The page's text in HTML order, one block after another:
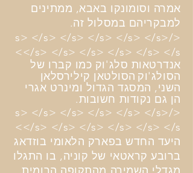
אמרה וסומונקו באבא, ממתינים
למבקריהם במסלול זה.
</s> </s> </s> </s> </s> </s>
</s> </s> </s> </s> </s> </s>
אנדרטאות סלג'וק כמו קברו של
הסולג'וק הסולטאן קילירסלאן
השני, המסגד הגדול ומינרט אגרי
הן גם נקודות חשובות.
</s> </s> </s> </s> </s> </s>
</s> </s> </s> </s> </s> </s>
היעד החדש בפארק הלאומי בוזדאג
ברובע קראטאי של קוניה, בו התגלו